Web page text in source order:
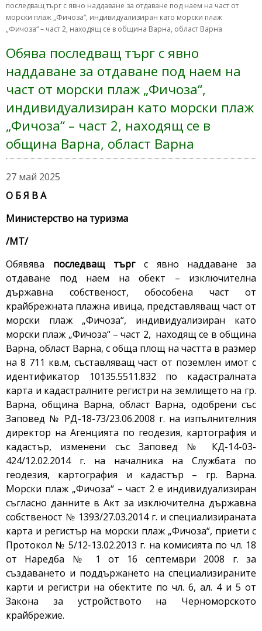
последващ търг с явно наддаване за отдаване под наем на част от
морски плаж „Фичоза“, индивидуализиран като морски плаж
„Фичоза“ – част 2, находящ се в община Варна, област Варна
Обява последващ търг с явно
наддаване за отдаване под наем на
част от морски плаж „Фичоза“,
индивидуализиран като морски плаж
„Фичоза“ – част 2, находящ се в
община Варна, област Варна
27 май 2025
О Б Я В А
Министерство на туризма
/МТ/
Обявява последващ търгс явно наддаване за
отдаване под наем на обект – изключителна
държавна собственост, обособена част от
крайбрежната плажна ивица, представляващ част от
морски плаж „Фичоза“, индивидуализиран като
морски плаж „Фичоза“ – част 2, находящ се в община
Варна, област Варна, с обща площ на частта в размер
на 8 711 кв.м, съставляващ част от поземлен имот с
идентификатор 10135.5511.832 по кадастралната
карта и кадастралните регистри на землището на гр.
Варна, община Варна, област Варна, одобрени със
Заповед № РД-18-73/23.06.2008 г. на изпълнителния
директор на Агенцията по геодезия, картография и
кадастър, изменени със Заповед № КД-14-03-
424/12.02.2014 г. на началника на Службата по
геодезия, картография и кадастър – гр. Варна.
Морски плаж „Фичоза“ – част 2 е индивидуализиран
съгласно данните в Акт за изключителна държавна
собственост № 1393/27.03.2014 г. и специализираната
карта и регистър на морски плаж „Фичоза“, приети с
Протокол № 5/12-13.02.2013 г. на комисията по чл. 18
от Наредба № 1 от 16 септември 2008 г. за
създаването и поддържането на специализираните
карти и регистри на обектите по чл. 6, ал. 4 и 5 от
Закона за устройството на Черноморското
крайбрежие.